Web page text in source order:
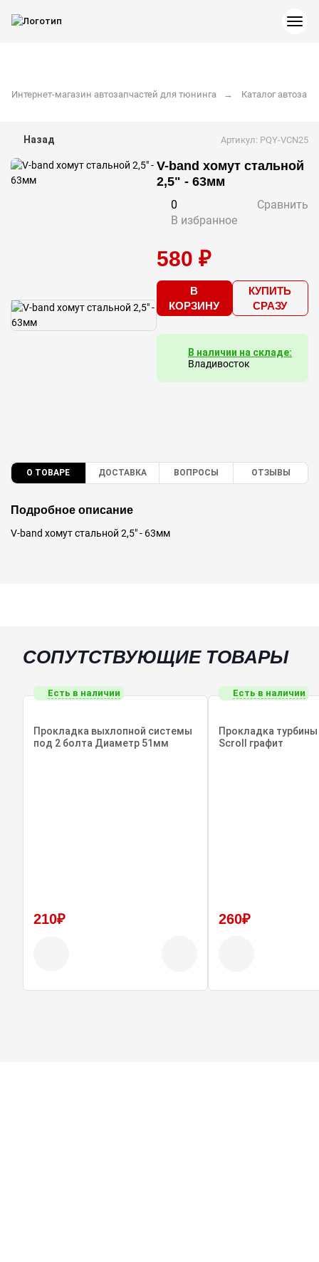
Интернет-магазин автозапчастей для тюнинга Каталог
Назад Артикул: PQY-VCN25
V-band хомут стальной
2,5" - 63мм
0
Сравнить
В избранное
580 ₽
В
КОРЗИНУ
КУПИТЬ
СРАЗУ
В наличии на складе:
Владивосток
О ТОВАРЕ ДОСТАВКА ВОПРОСЫ ОТЗЫВЫ
Подробное описание
V-band хомут стальной 2,5" - 63мм
СОПУТСТВУЮЩИЕ ТОВАРЫ
Есть в наличии
Прокладка выхлопной системы
под 2 болта Диаметр 51мм
210₽
Есть в наличии
Прокладка
Scroll графит
260₽